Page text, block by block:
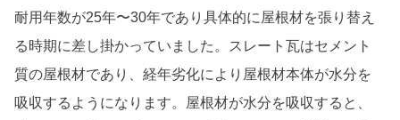
耐用年数が25年〜30年であり具体的に屋根材を張り替え
る時期に差し掛かっていました。スレート瓦はセメント
質の屋根材であり、経年劣化により屋根材本体が水分を
吸収するようになります。屋根材が水分を吸収すると、